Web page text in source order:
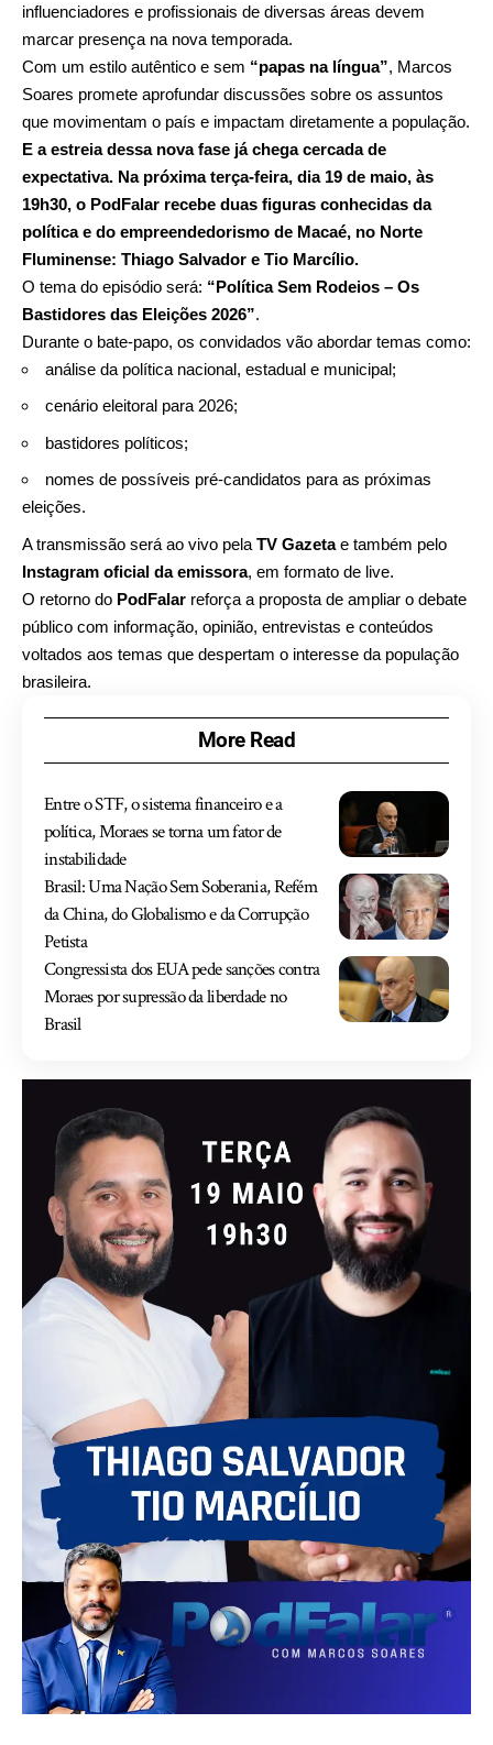
influenciadores e profissionais de diversas áreas devem
marcar presença na nova temporada.
Com um estilo autêntico e sem “papas na língua”, Marcos
Soares promete aprofundar discussões sobre os assuntos
que movimentam o país e impactam diretamente a população.
E a estreia dessa nova fase já chega cercada de
expectativa. Na próxima terça-feira, dia 19 de maio, às
19h30, o PodFalar recebe duas figuras conhecidas da
política e do empreendedorismo de Macaé, no Norte
Fluminense: Thiago Salvador e Tio Marcílio.
O tema do episódio será: “Política Sem Rodeios – Os
Bastidores das Eleições 2026”.
Durante o bate-papo, os convidados vão abordar temas como:
análise da política nacional, estadual e municipal;
cenário eleitoral para 2026;
bastidores políticos;
nomes de possíveis pré-candidatos para as próximas
eleições.
A transmissão será ao vivo pela TV Gazetae também pelo
Instagram oficial da emissora, em formato de live.
O retorno do PodFalar reforça a proposta de ampliar o debate
público com informação, opinião, entrevistas e conteúdos
voltados aos temas que despertam o interesse da população
brasileira.
More Read
Entre o STF, o sistema financeiro e a
política, Moraes se torna um fator de
instabilidade
Brasil: Uma Nação Sem Soberania, Refém
da China, do Globalismo e da Corrupção
Petista
Congressista dos EUA pede sanções contra
Moraes por supressão da liberdade no
Brasil